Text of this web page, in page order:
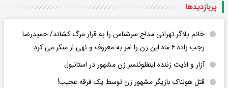
پربازدید‌ها
خانم بلاگر تهرانی مداح سرشناس را به قرار مرگ کشاند/ حمیدرضا
رجب زاده ۶ ماه این زن را امر به معروف و نهی از منکر می کرد
آزار و اذیت زننده اینفلوئنسر زن مشهور در استانبول
قتل هولناک بازیگر مشهور زن توسط یک فرقه عجیب!